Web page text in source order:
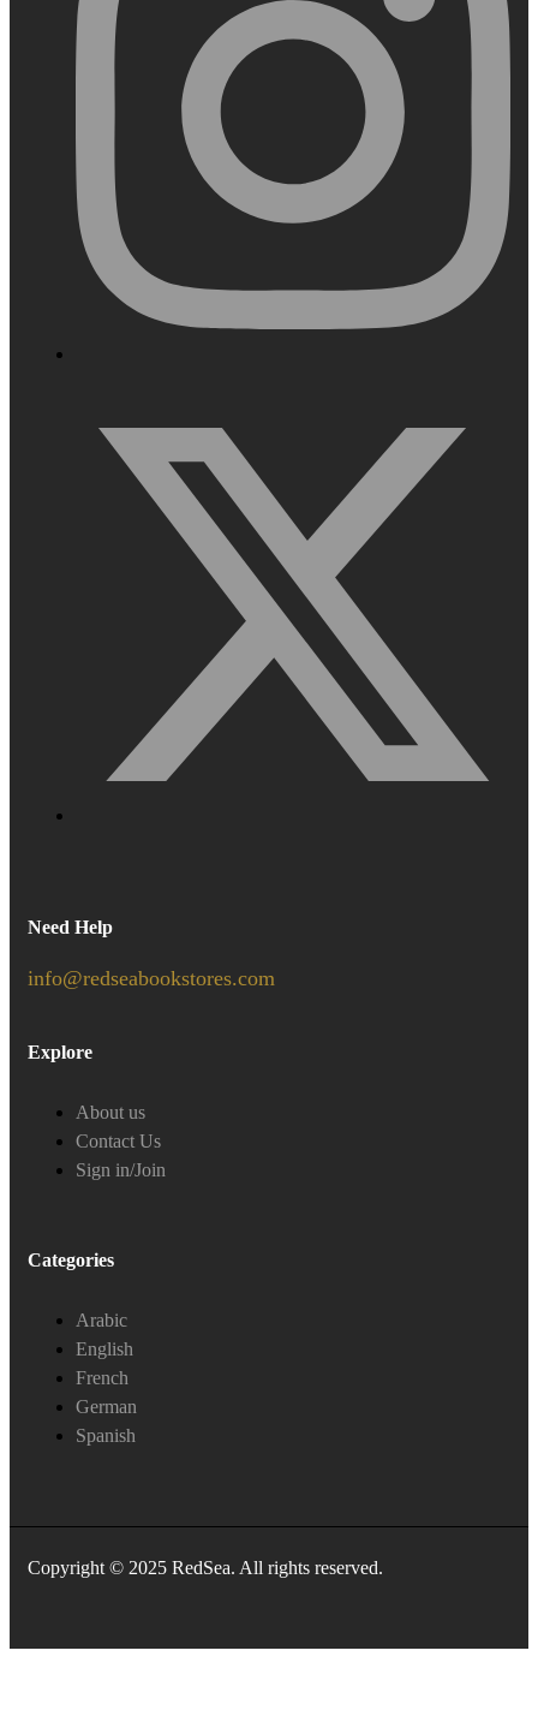
Need Help
info@redseabookstores.com
Explore
About us
Contact Us
Sign in/Join
Categories
Arabic
English
French
German
Spanish
Copyright © 2025 RedSea. All rights reserved.